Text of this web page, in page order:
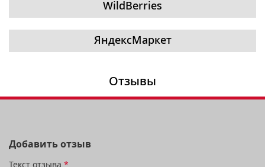
WildBerries
ЯндексМаркет
Отзывы
Добавить отзыв
Текст отзыва *